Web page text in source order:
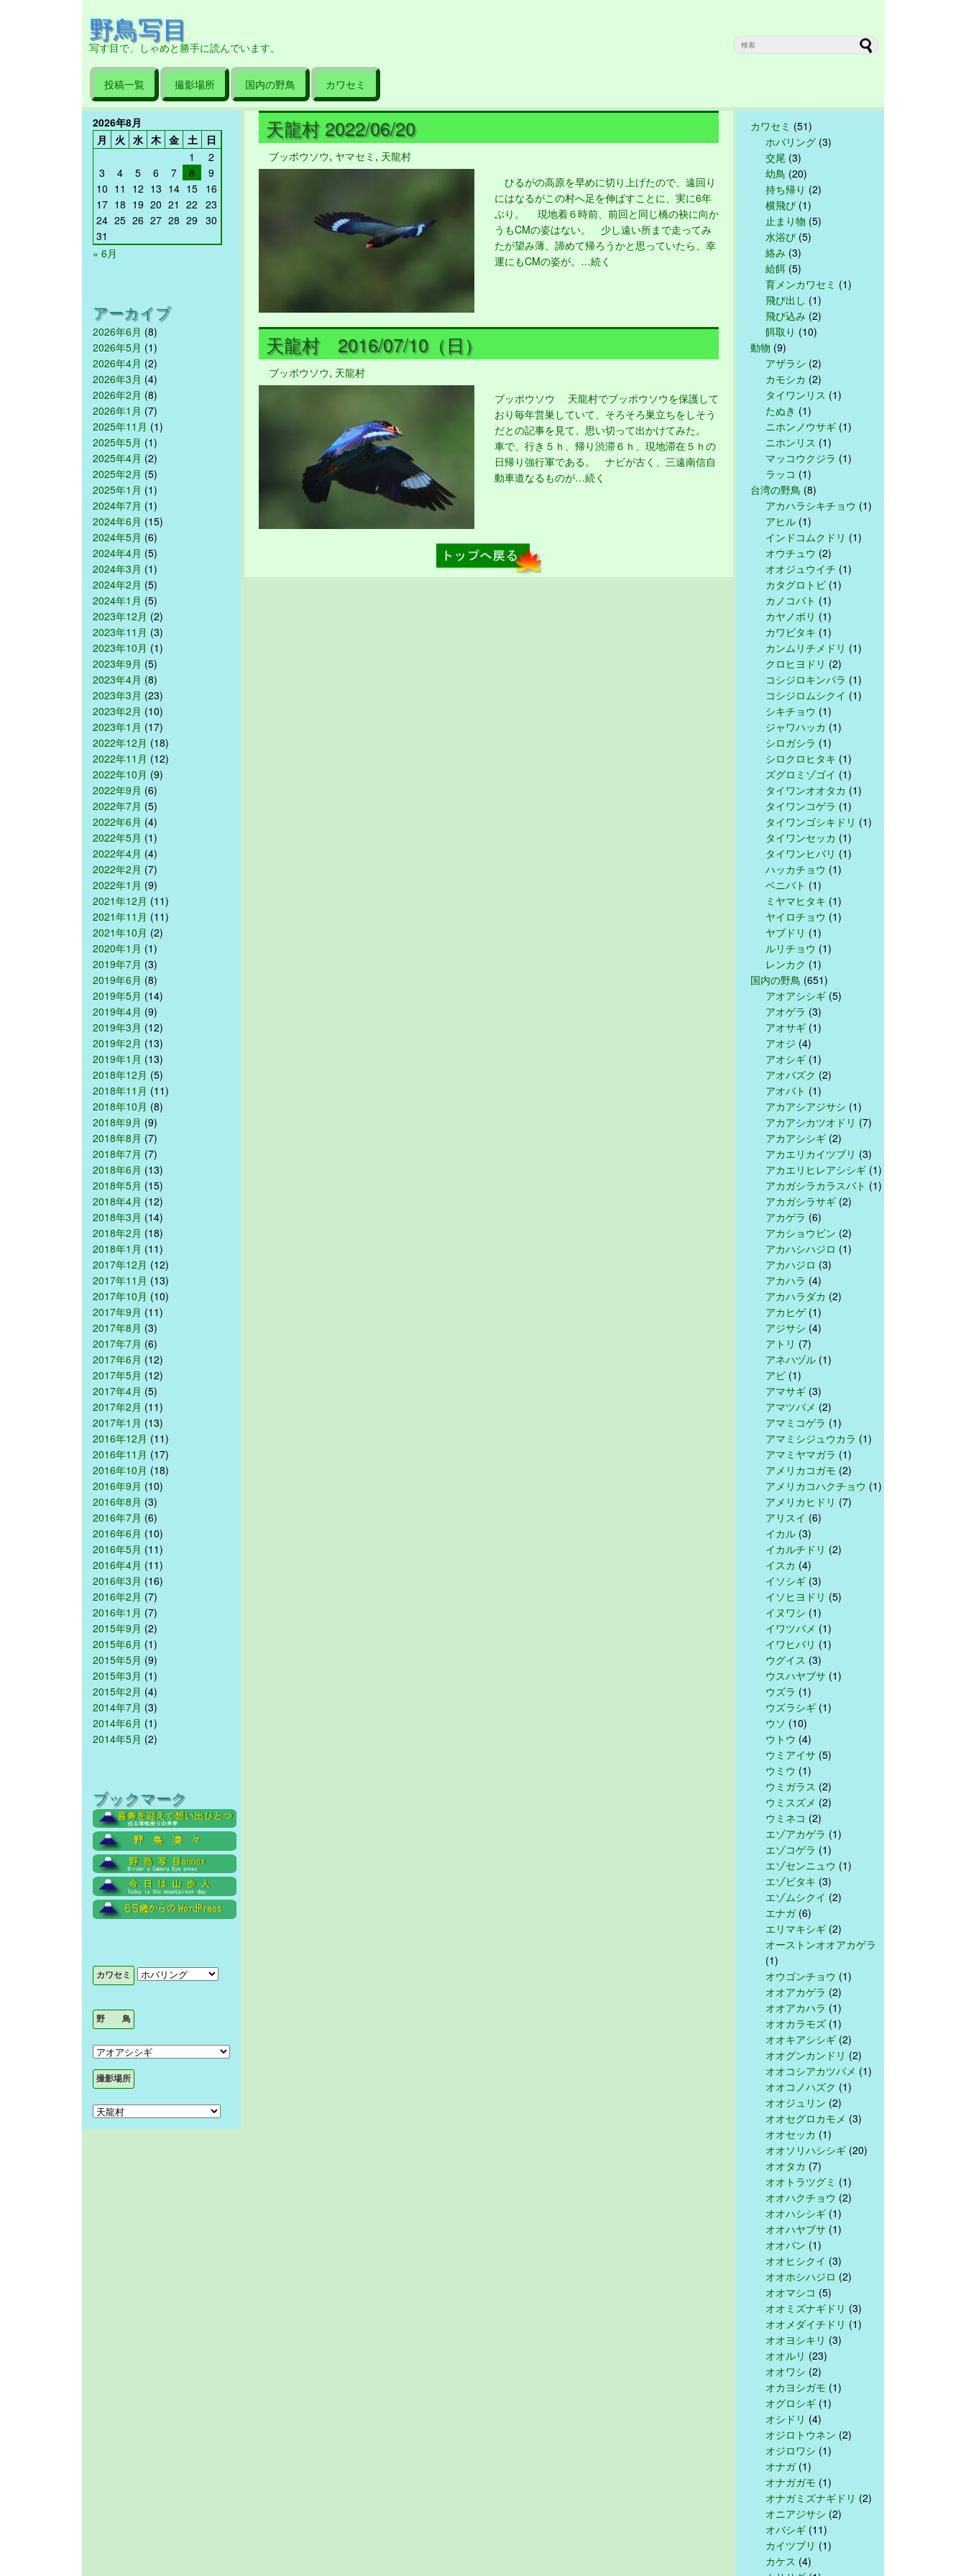
野鳥写目
写す目で、しゃめと勝手に読んでいます。
投稿一覧 撮影場所 国内の野鳥 カワセミ
2026年8月
月
火 水 木 金 土
日
1
2
3
4 5 6 7 8
9
10 11 12 13 14 15 16
17 18 19 20 21 22 23
24 25 26 27 28 29 30
31
« 6月
アーカイブ
2026年6月 (8)
2026年5月 (1)
2026年4月 (2)
2026年3月 (4)
2026年2月 (8)
2026年1月 (7)
2025年11月 (1)
2025年5月 (1)
2025年4月 (2)
2025年2月 (5)
2025年1月 (1)
2024年7月 (1)
2024年6月 (15)
2024年5月 (6)
2024年4月 (5)
2024年3月 (1)
2024年2月 (5)
2024年1月 (5)
2023年12月 (2)
2023年11月 (3)
2023年10月 (1)
2023年9月 (5)
2023年4月 (8)
2023年3月 (23)
2023年2月 (10)
2023年1月 (17)
2022年12月 (18)
2022年11月 (12)
2022年10月 (9)
2022年9月 (6)
2022年7月 (5)
2022年6月 (4)
2022年5月 (1)
2022年4月 (4)
2022年2月 (7)
2022年1月 (9)
2021年12月 (11)
2021年11月 (11)
2021年10月 (2)
2020年1月 (1)
2019年7月 (3)
2019年6月 (8)
2019年5月 (14)
2019年4月 (9)
2019年3月 (12)
2019年2月 (13)
2019年1月 (13)
2018年12月 (5)
2018年11月 (11)
2018年10月 (8)
2018年9月 (9)
2018年8月 (7)
2018年7月 (7)
2018年6月 (13)
2018年5月 (15)
2018年4月 (12)
2018年3月 (14)
2018年2月 (18)
2018年1月 (11)
2017年12月 (12)
2017年11月 (13)
2017年10月 (10)
2017年9月 (11)
2017年8月 (3)
2017年7月 (6)
2017年6月 (12)
2017年5月 (12)
2017年4月 (5)
2017年2月 (11)
2017年1月 (13)
2016年12月 (11)
2016年11月 (17)
2016年10月 (18)
2016年9月 (10)
2016年8月 (3)
2016年7月 (6)
2016年6月 (10)
2016年5月 (11)
2016年4月 (11)
2016年3月 (16)
2016年2月 (7)
2016年1月 (7)
2015年9月 (2)
2015年6月 (1)
2015年5月 (9)
2015年3月 (1)
2015年2月 (4)
2014年7月 (3)
2014年6月 (1)
2014年5月 (2)
ブックマーク
天龍村 2022/06/20
ブッポウソウ, ヤマセミ , 天龍村
ひるがの高原を早めに切り上げたので、遠回り
にはなるがこの村へ足を伸ばすことに、実に6年
ぶり。 現地着６時前、前回と同じ橋の袂に向か
うもCMの姿はない。 少し遠い所まで走ってみ
たが望み薄、諦めて帰ろうかと思っていたら、幸
運にもCMの姿が。…続く
天龍村 2016/07/10（日）
ブッポウソウ, 天龍村
ブッポウソウ 天龍村でブッポウソウを保護して
おり毎年営巣していて、そろそろ巣立ちをしそう
だとの記事を見て、思い切って出かけてみた。
車で、行き５ｈ、帰り渋滞６ｈ、現地滞在５ｈの
日帰り強行軍である。 ナビが古く、三遠南信自
動車道なるものが…続く
カワセミ (51)
ホバリング (3)
交尾 (3)
幼鳥 (20)
持ち帰り (2)
横飛び (1)
止まり物 (5)
水浴び (5)
絡み (3)
給餌 (5)
育メンカワセミ (1)
飛び出し (1)
飛び込み (2)
餌取り (10)
動物 (9)
アザラシ (2)
カモシカ (2)
タイワンリス (1)
たぬき (1)
ニホンノウサギ (1)
ニホンリス (1)
マッコウクジラ (1)
ラッコ (1)
台湾の野鳥 (8)
アカハラシキチョウ (1)
アヒル (1)
インドコムクドリ (1)
オウチュウ (2)
オオジュウイチ (1)
カタグロトビ (1)
カノコバト (1)
カヤノボリ (1)
カワビタキ (1)
カンムリチメドリ (1)
クロヒヨドリ (2)
コシジロキンパラ (1)
コシジロムシクイ (1)
シキチョウ (1)
ジャワハッカ (1)
シロガシラ (1)
シロクロヒタキ (1)
ズグロミゾゴイ (1)
タイワンオオタカ (1)
タイワンコゲラ (1)
タイワンゴシキドリ (1)
タイワンセッカ (1)
タイワンヒバリ (1)
ハッカチョウ (1)
ベニバト (1)
ミヤマヒタキ (1)
ヤイロチョウ (1)
ヤブドリ (1)
ルリチョウ (1)
レンカク (1)
国内の野鳥 (651)
アオアシシギ (5)
アオゲラ (3)
アオサギ (1)
アオジ (4)
アオシギ (1)
アオバズク (2)
アオバト (1)
アカアシアジサシ (1)
アカアシカツオドリ (7)
アカアシシギ (2)
アカエリカイツブリ (3)
アカエリヒレアシシギ (1)
アカガシラカラスバト (1)
アカガシラサギ (2)
アカゲラ (6)
アカショウビン (2)
アカハシハジロ (1)
アカハジロ (3)
アカハラ (4)
アカハラダカ (2)
アカヒゲ(1)
アジサシ (4)
アトリ (7)
アネハヅル (1)
アビ (1)
アマサギ (3)
アマツバメ (2)
アマミコゲラ (1)
アマミシジュウカラ (1)
アマミヤマガラ (1)
アメリカコガモ (2)
アメリカコハクチョウ (1)
アメリカヒドリ (7)
アリスイ (6)
イカル (3)
イカルチドリ (2)
イスカ (4)
イソシギ (3)
イソヒヨドリ (5)
イヌワシ (1)
イワツバメ (1)
イワヒバリ (1)
ウグイス (3)
ウスハヤブサ (1)
ウズラ (1)
ウズラシギ (1)
ウソ (10)
ウトウ (4)
ウミアイサ (5)
ウミウ (1)
ウミガラス (2)
ウミスズメ (2)
ウミネコ (2)
エゾアカゲラ (1)
エゾコゲラ (1)
エゾセンニュウ (1)
エゾビタキ (3)
エゾムシクイ (2)
エナガ(6)
エリマキシギ (2)
オーストンオオアカゲラ
(1)
オウゴンチョウ (1)
オオアカゲラ (2)
オオアカハラ (1)
オオカラモズ (1)
オオキアシシギ (2)
オオグンカンドリ (2)
オオコシアカツバメ (1)
オオコノハズク (1)
オオジュリン (2)
オオセグロカモメ (3)
オオセッカ (1)
オオソリハシシギ (20)
オオタカ (7)
オオトラツグミ (1)
オオハクチョウ (2)
オオハシシギ (1)
オオハヤブサ (1)
オオバン (1)
オオヒシクイ (3)
オオホシハジロ (2)
オオマシコ (5)
オオミズナギドリ (3)
オオメダイチドリ (1)
オオヨシキリ (3)
オオルリ (23)
オオワシ (2)
オカヨシガモ (1)
オグロシギ (1)
オシドリ (4)
オジロトウネン (2)
オジロワシ (1)
オナガ(1)
オナガガモ (1)
オナガミズナギドリ (2)
オニアジサシ (2)
オバシギ (11)
カイツブリ (1)
カケス (4)